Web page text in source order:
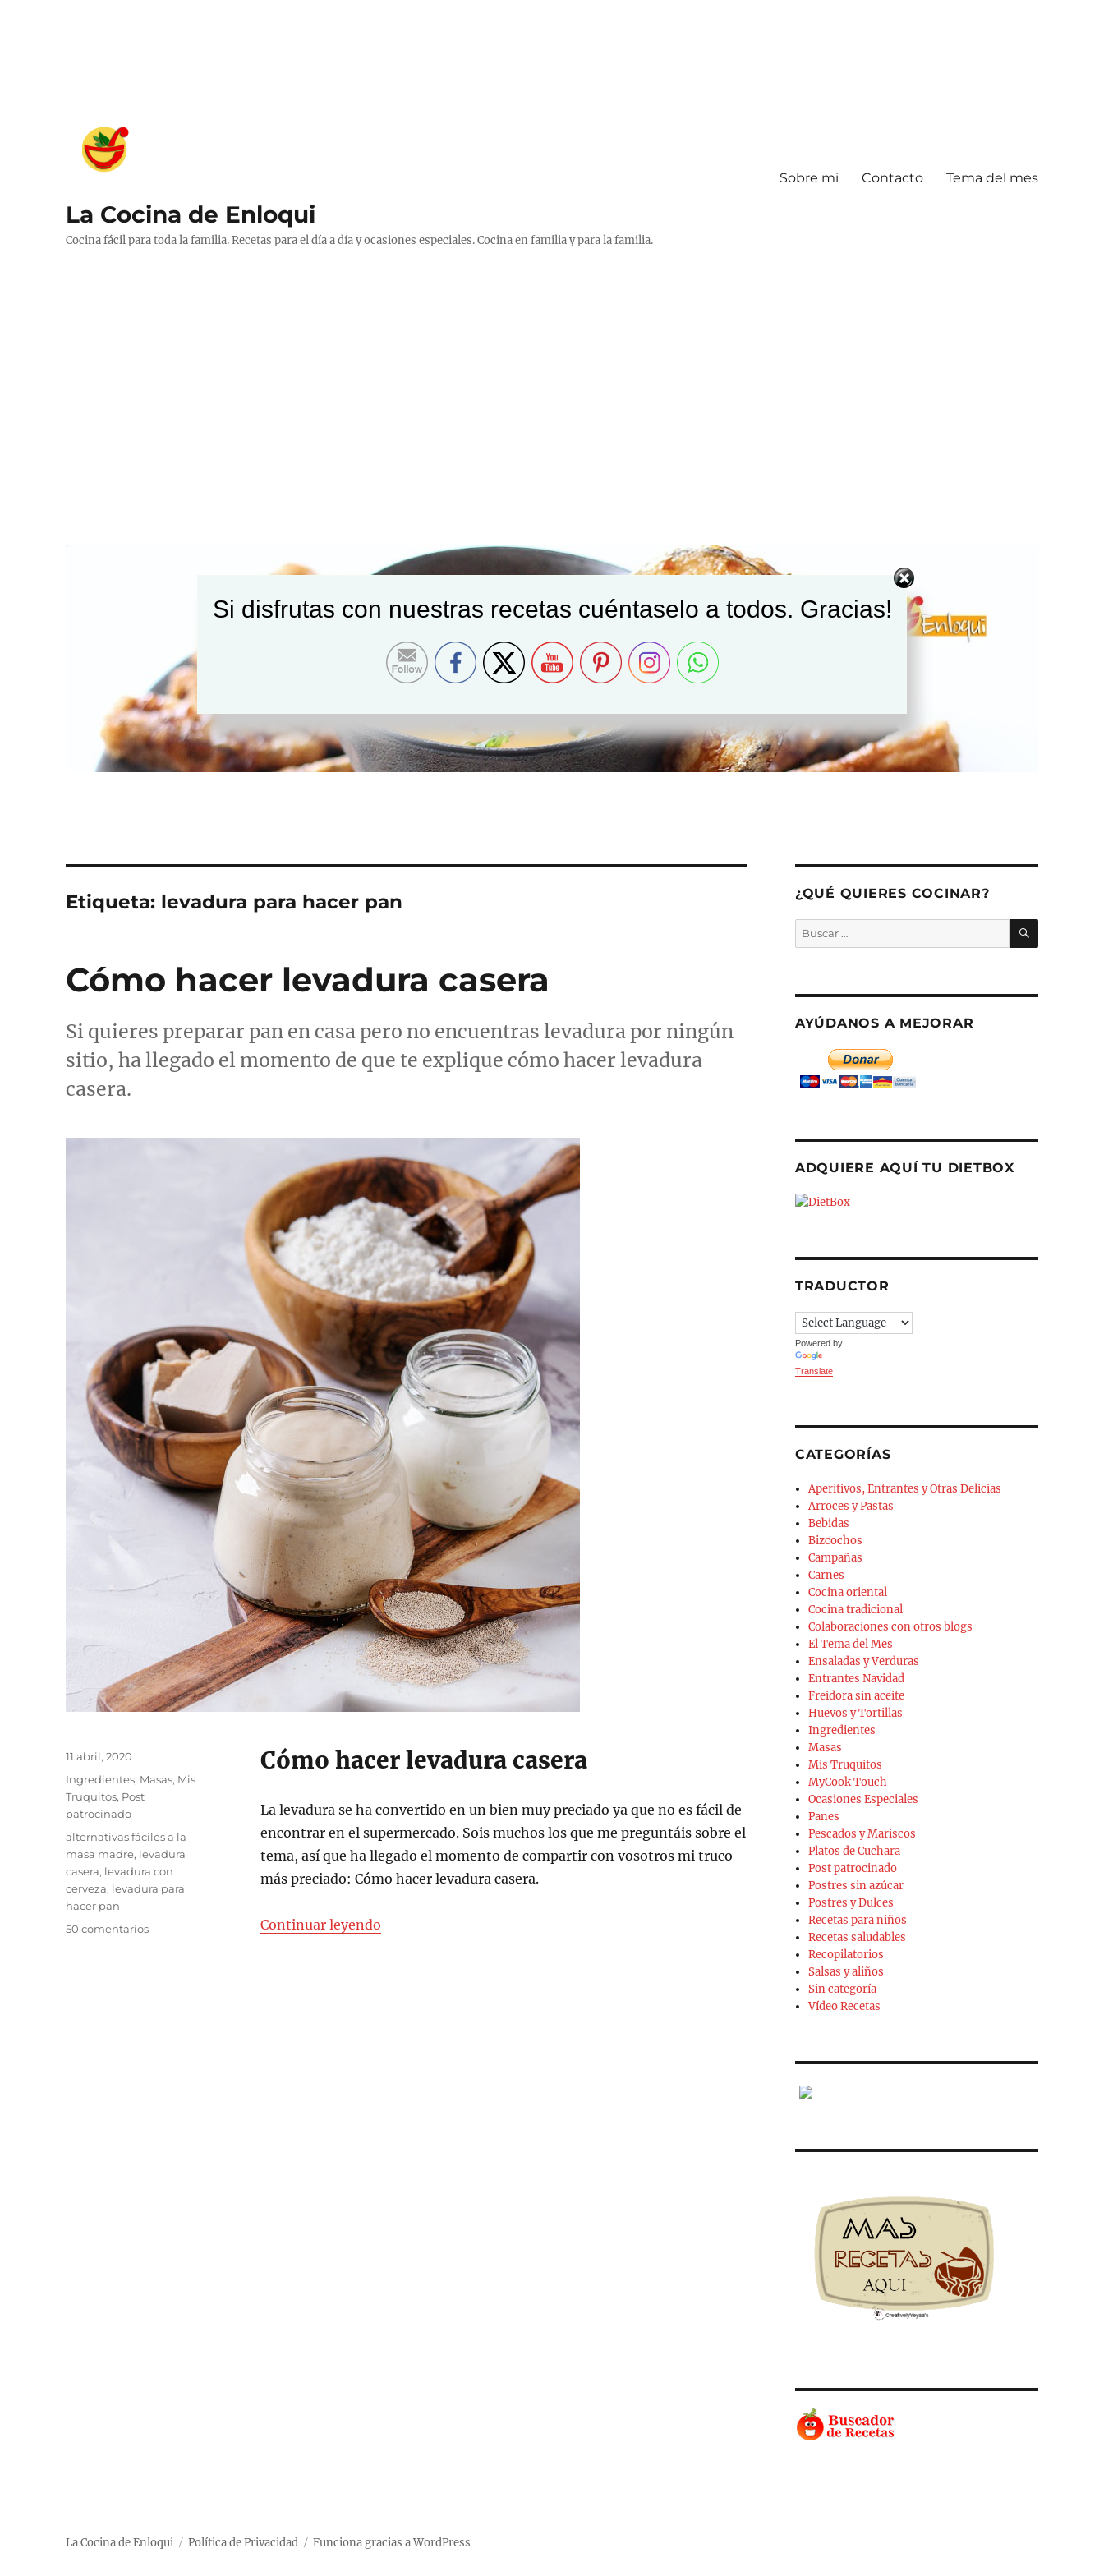
La Cocina de Enloqui
Cocina fácil para toda la familia. Recetas para el día a día y ocasiones especiales. Cocina en familia y para la familia.
Sobre mi Contacto Tema del mes
Etiqueta: levadura para hacer pan
Cómo hacer levadura casera
Si quieres preparar pan en casa pero no encuentras levadura por ningún
sitio, ha llegado el momento de que te explique cómo hacer levadura
casera.
Cómo hacer levadura casera
La levadura se ha convertido en un bien muy preciado ya que no es fácil de
encontrar en el supermercado. Sois muchos los que me preguntáis sobre el
tema, así que ha llegado el momento de compartir con vosotros mi truco
más preciado: Cómo hacer levadura casera.
Continuar leyendo«Cómo hacer levadura casera»
Publicado
11 abril, 2020
Categorías
Ingredientes, Masas, Mis
Truquitos, Post
patrocinado
Etiquetas
alternativas fáciles a la
masa madre, levadura
casera, levadura con
cerveza, levadura para
hacer pan
50 comentariosen
¿QUÉ QUIERES COCINAR?
Buscar
por:
BUSCAR
AYÚDANOS A MEJORAR
ADQUIERE AQUÍ TU DIETBOX
TRADUCTOR
Powered by
Translate
CATEGORÍAS
Aperitivos, Entrantes y Otras Delicias
Arroces y Pastas
Bebidas
Bizcochos
Campañas
Carnes
Cocina oriental
Cocina tradicional
Colaboraciones con otros blogs
El Tema del Mes
Ensaladas y Verduras
Entrantes Navidad
Freidora sin aceite
Huevos y Tortillas
Ingredientes
Masas
Mis Truquitos
MyCook Touch
Ocasiones Especiales
Panes
Pescados y Mariscos
Platos de Cuchara
Post patrocinado
Postres sin azúcar
Postres y Dulces
Recetas para niños
Recetas saludables
Recopilatorios
Salsas y aliños
Sin categoría
Vídeo Recetas
La Cocina de Enloqui Política de Privacidad Funciona gracias a WordPress
Si disfrutas con nuestras recetas cuéntaselo a todos. Gracias!